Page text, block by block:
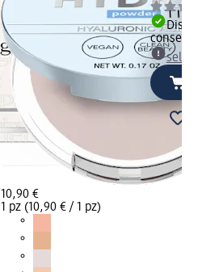
10,90 €
1 pz (10,90 € / 1 pz)